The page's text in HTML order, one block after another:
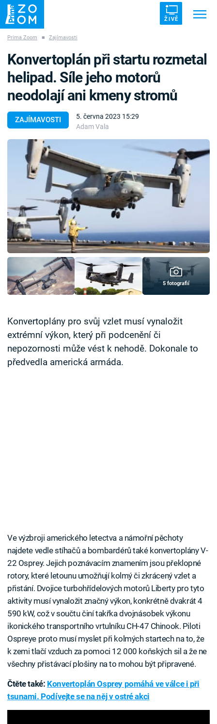
ŽIVĚ
ZÁHADY VETŘELCI DÁVNOVĚKU
Témata
Témata
Pořady
TV Program
Časopis
Sledujte prima+
Přihlášení
Sledujte nás
Prima Zoom ■ Zajímavosti
ZAJÍMAVOSTI
5. června 2023 15:29
Adam Vala
Konvertoplán při startu rozmetal
helipad. Síle jeho motorů
neodolají ani kmeny stromů
5 fotografií
Konvertoplány pro svůj vzlet musí vynaložit
extrémní výkon, který při podcenění či
nepozornosti může vést k nehodě. Dokonale to
předvedla americká armáda.
Ve výzbroji amerického letectva a námořní pěchoty
najdete vedle stíhačů a bombardérů také konvertoplány V-
22 Osprey. Jejich poznávacím znamením jsou překlopné
rotory, které letounu umožňují kolmý či zkrácený vzlet a
přistání. Dvojice turbohřídelových motorů Liberty pro tyto
aktivity musí vynaložit značný výkon, konkrétně dvakrát 4
590 kW, což v součtu činí takřka dvojnásobek výkonu
ikonického transportního vrtulníku CH-47 Chinook. Piloti
Ospreye proto musí myslet při kolmých startech na to, že
k zemi tlačí vzduch za pomoci 12 000 koňských sil a že ne
všechny přistávací plošiny na to mohou být připravené.
Čtěte také: Konvertoplán Osprey pomáhá ve válce i při
tsunami. Podívejte se na něj v ostré akci